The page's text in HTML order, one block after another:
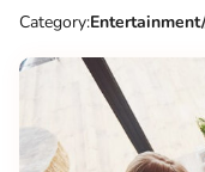
Category: